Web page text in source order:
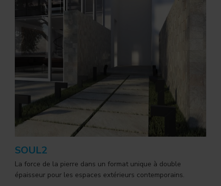
SOUL2
La force de la pierre dans un format unique à double
épaisseur pour les espaces extérieurs contemporains.